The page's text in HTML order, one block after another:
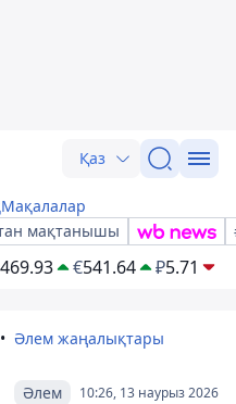
Қаз
Мақалалар
мақтанышы
469.93 €541.64 ₽5.71
Әлем жаңалықтары
10:26, 13 наурыз 2026
Әлем